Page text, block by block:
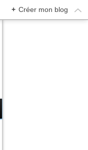
+ Créer mon blog